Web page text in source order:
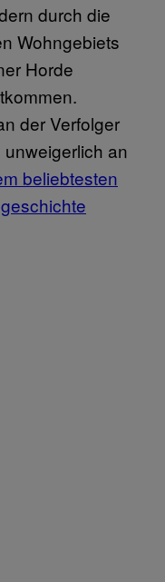
durch die
Wohngebiets
Horde
der Verfolger
an
beliebtesten